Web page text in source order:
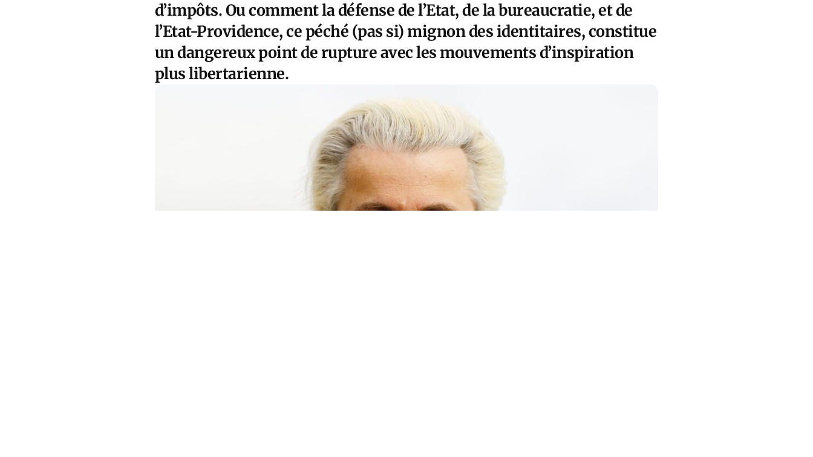
d’impôts. Ou comment la défense de l’Etat, de la bureaucratie, et de
l’Etat-Providence, ce péché (pas si) mignon des identitaires, constitue
un dangereux point de rupture avec les mouvements d’inspiration
plus libertarienne.